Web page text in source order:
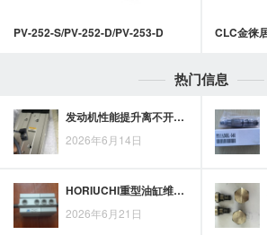
PV-252-S/PV-252-D/PV-253-D
热门信息
发动机性能提升离不开哪些气缸技术？以康茂盛为例
2026年6月14日
HORIUCHI重型油缸维护思路：巡检、润滑与密封管理关系到使用寿命
2026年6月21日